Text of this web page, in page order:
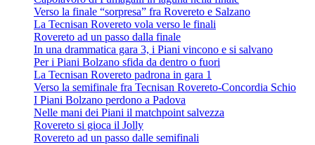
Verso la finale “sorpresa” fra Rovereto e Salzano
La Tecnisan Rovereto vola verso le finali
Rovereto ad un passo dalla finale
In una drammatica gara 3, i Piani vincono e si salvano
Per i Piani Bolzano sfida da dentro o fuori
La Tecnisan Rovereto padrona in gara 1
Verso la semifinale fra Tecnisan Rovereto-Concordia Schio
I Piani Bolzano perdono a Padova
Nelle mani dei Piani il matchpoint salvezza
Rovereto si gioca il Jolly
Rovereto ad un passo dalle semifinali